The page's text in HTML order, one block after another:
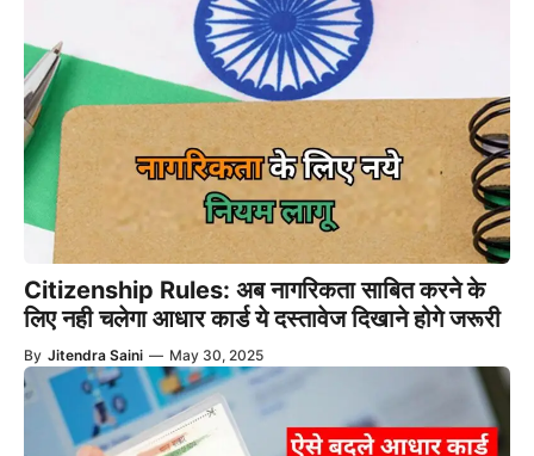
Citizenship Rules: अब नागरिकता साबित करने के
लिए नही चलेगा आधार कार्ड ये दस्तावेज दिखाने होगे जरूरी
By Jitendra Saini — May 30, 2025